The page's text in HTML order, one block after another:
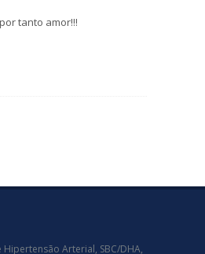
tanto amor!!!
Arterial, SBC/DHA,